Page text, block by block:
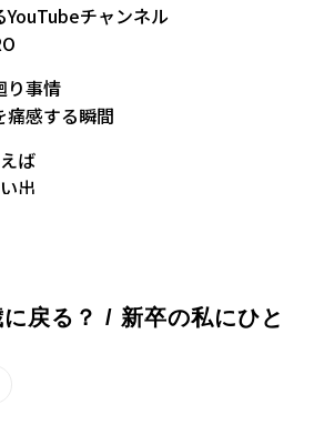
YouTubeチャンネル
り事情
痛感する瞬間
ば
出
なっていること
った、、、何する？
風物詩
戻る？ / 新卒の私にひと